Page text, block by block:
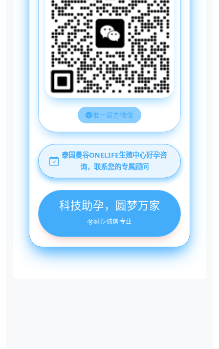
唯一官方微信
泰国曼谷ONELIFE生殖中心好孕咨
询，联系您的专属顾问
科技助孕，圆梦万家
耐心·诚信·专业